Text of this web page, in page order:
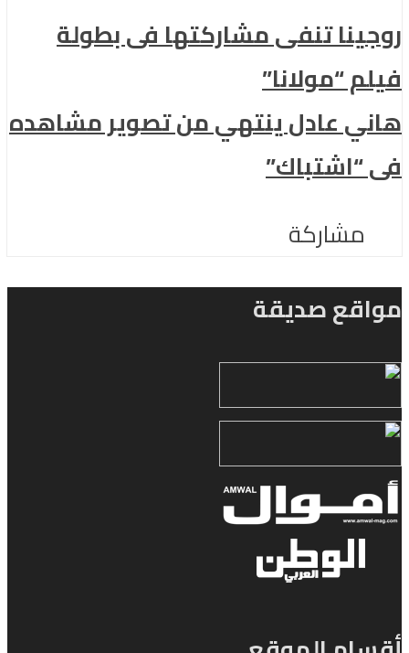
روجينا تنفى مشاركتها فى بطولة
فيلم “مولانا”
هاني عادل ينتهي من تصوير مشاهده
فى “اشتباك”
مشاركة
مواقع صديقة